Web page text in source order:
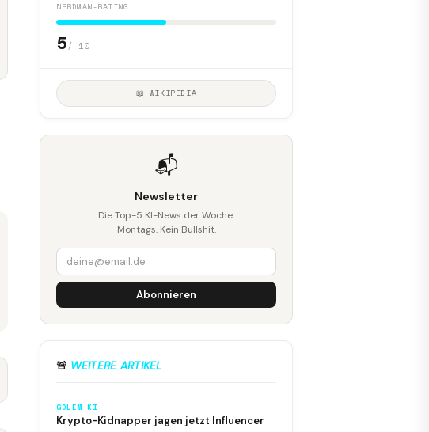
NERDMAN-RATING
5/ 10
📖 WIKIPEDIA
📬
Newsletter
Die Top-5 KI-News der Woche.
Montags. Kein Bullshit.
Abonnieren
🚨 WEITERE ARTIKEL
GOLEM KI
Krypto-Kidnapper jagen jetzt Influencer